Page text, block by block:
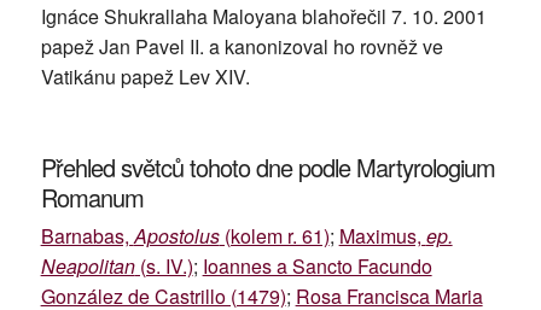
Ignáce Shukrallaha Maloyana blahořečil 7. 10. 2001
papež Jan Pavel II. a kanonizoval ho rovněž ve
Vatikánu papež Lev XIV.
Přehled světců tohoto dne podle Martyrologium
Romanum
Barnabas,Apostolus(kolem r. 61); Maximus, ep.
Neapolitan(s. IV.); Ioannes a Sancto Facundo
González de Castrillo (1479); Rosa Francisca Maria